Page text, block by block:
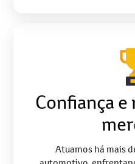
Confiança
Atuamos há mais
automotivo,
premiações